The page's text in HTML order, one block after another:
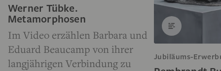
Werner Tübke.
Metamorphosen
Im Video erzählen Barbara und
Eduard Beaucamp von ihrer
langjährigen Verbindung zu
Jubiläums-